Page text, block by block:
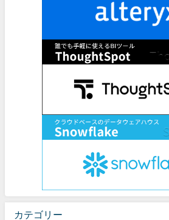
カテゴリー